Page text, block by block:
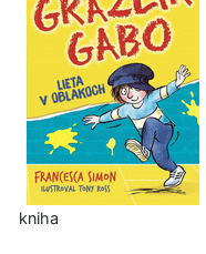
kniha